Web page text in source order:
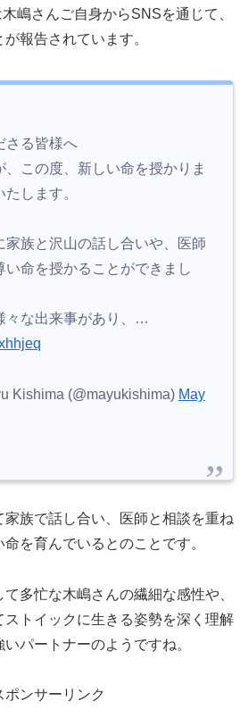
嶋さんご自身からSNSを通じて、
報告されています。
さる皆様へ
この度、新しい命を授かりま
します。
家族と沢山の話し合いや、医師
い命を授かることができまし
々な出来事があり、…
Kishima (@mayukishima) May
族で話し合い、医師と相談を重ね
を育んでいるとのことです。
多忙な木嶋さんの繊細な感性や、
トイックに生きる姿勢を深く理解
パートナーのようですね。
ポンサーリンク